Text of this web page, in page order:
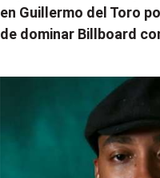
en Guillermo del Toro
de dominar Billboard